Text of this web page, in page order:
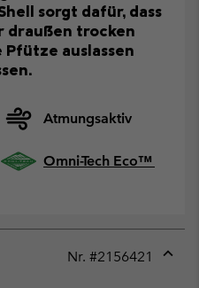
sorgt dafür, dass
draußen trocken
auslassen
Atmungsaktiv
Omni-Tech Eco™
Nr. #2156421